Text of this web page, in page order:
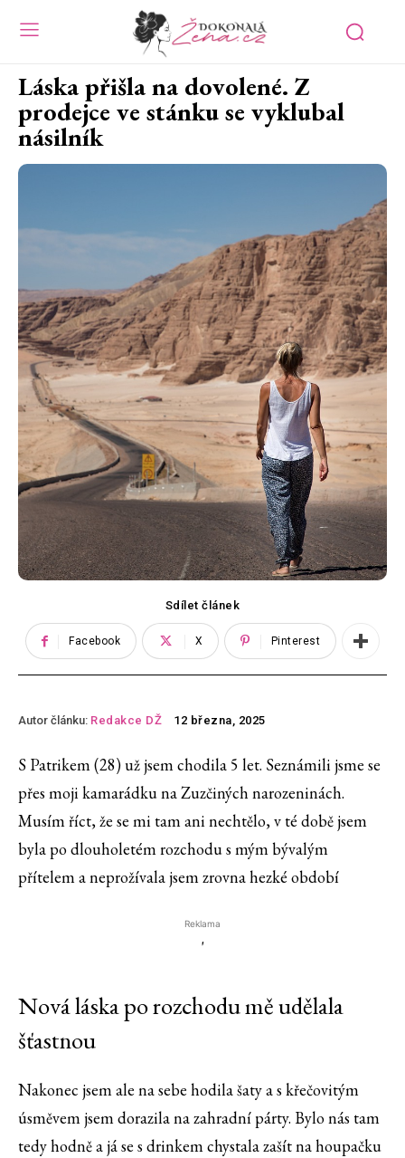
Láska přišla na dovolené. Z
prodejce ve stánku se vyklubal
násilník
Sdílet článek
Facebook X Pinterest
Autor článku: Redakce DŽ 12 března, 2025
S Patrikem (28) už jsem chodila 5 let. Seznámili jsme se
přes moji kamarádku na Zuzčiných narozeninách.
Musím říct, že se mi tam ani nechtělo, v té době jsem
byla po dlouholetém rozchodu s mým bývalým
přítelem a neprožívala jsem zrovna hezké období
Reklama
'
Nová láska po rozchodu mě udělala
šťastnou
Nakonec jsem ale na sebe hodila šaty a s křečovitým
úsměvem jsem dorazila na zahradní párty. Bylo nás tam
tedy hodně a já se s drinkem chystala zašít na houpačku